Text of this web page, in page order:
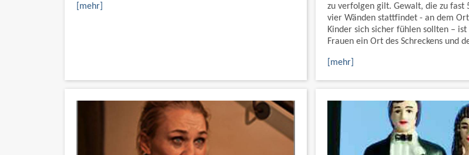
[mehr]
zu verfolgen gilt. Gewalt, die zu fast
vier Wänden stattfindet - an dem
Kinder sich sicher fühlen sollten –
Frauen ein Ort des Schreckens und
[mehr]